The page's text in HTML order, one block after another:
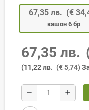
67,35 лв. (€
кашон 6 бр
67,35 лв.
(11,22 лв. (€ 5,74)
remove add